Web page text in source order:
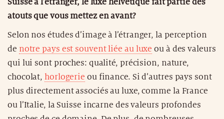
Suisse à l’étranger, le luxe helvétique fait partie des
atouts que vous mettez en avant?
Selon nos études d’image à l’étranger, la perception
de notre pays est souvent liée au luxe ou à des valeurs
qui lui sont proches: qualité, précision, nature,
chocolat, horlogerie ou finance. Si d’autres pays sont
plus directement associés au luxe, comme la France
ou l’Italie, la Suisse incarne des valeurs profondes